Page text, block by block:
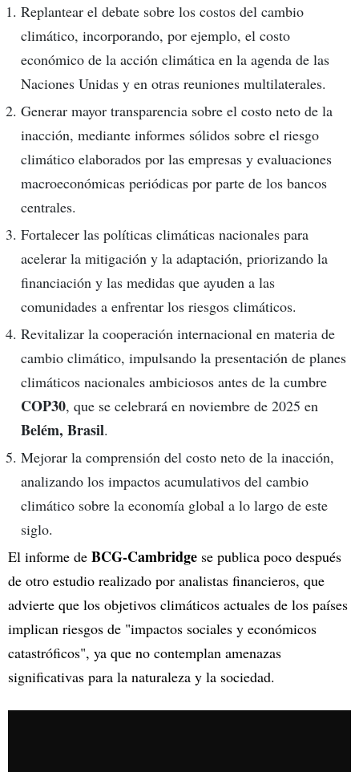
Replantear el debate sobre los costos del cambio
climático, incorporando, por ejemplo, el costo
económico de la acción climática en la agenda de las
Naciones Unidas y en otras reuniones multilaterales.
Generar mayor transparencia sobre el costo neto de la
inacción, mediante informes sólidos sobre el riesgo
climático elaborados por las empresas y evaluaciones
macroeconómicas periódicas por parte de los bancos
centrales.
Fortalecer las políticas climáticas nacionales para
acelerar la mitigación y la adaptación, priorizando la
financiación y las medidas que ayuden a las
comunidades a enfrentar los riesgos climáticos.
Revitalizar la cooperación internacional en materia de
cambio climático, impulsando la presentación de planes
climáticos nacionales ambiciosos antes de la cumbre
COP30, que se celebrará en noviembre de 2025 en
Belém, Brasil.
Mejorar la comprensión del costo neto de la inacción,
analizando los impactos acumulativos del cambio
climático sobre la economía global a lo largo de este
siglo.
El informe de BCG-Cambridge se publica poco después
de otro estudio realizado por analistas financieros, que
advierte que los objetivos climáticos actuales de los países
implican riesgos de "impactos sociales y económicos
catastróficos", ya que no contemplan amenazas
significativas para la naturaleza y la sociedad.